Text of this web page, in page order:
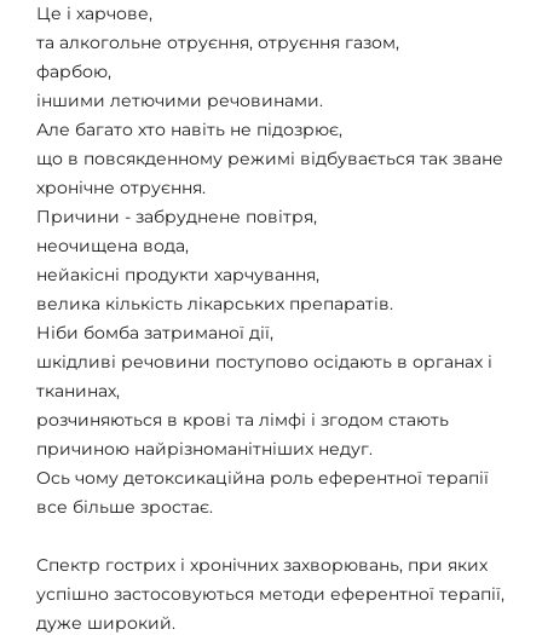
Це і харчове,
та алкогольне отруєння, отруєння газом,
фарбою,
іншими летючими речовинами.
Але багато хто навіть не підозрює,
що в повсякденному режимі відбувається так зване
хронічне отруєння.
Причини - забруднене повітря,
неочищена вода,
нейакісні продукти харчування,
велика кількість лікарських препаратів.
Ніби бомба затриманої дії,
шкідливі речовини поступово осідають в органах і
тканинах,
розчиняються в крові та лімфі і згодом стають
причиною найрізноманітніших недуг.
Ось чому детоксикаційна роль еферентної терапії
все більше зростає.
Спектр гострих і хронічних захворювань, при яких
успішно застосовуються методи еферентної терапії,
дуже широкий.